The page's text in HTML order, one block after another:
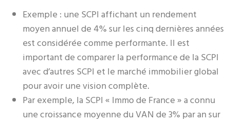
Exemple : une SCPI affichant un rendement
moyen annuel de 4% sur les cinq dernières années
est considérée comme performante. Il est
important de comparer la performance de la SCPI
avec d’autres SCPI et le marché immobilier global
pour avoir une vision complète.
Par exemple, la SCPI « Immo de France » a connu
une croissance moyenne du VAN de 3% par an sur